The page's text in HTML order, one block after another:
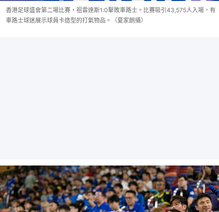
香港足球盛會第二場比賽，祖雲達斯1:0擊敗車路士。比賽吸引43,575人入場，有
車路士球迷展示球員卡造型的打氣物品。（夏家朗攝）